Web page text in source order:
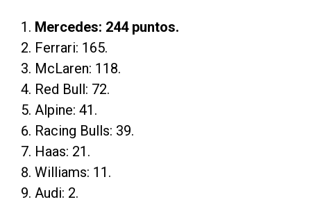
Mercedes: 244 puntos.
Ferrari: 165.
McLaren: 118.
Red Bull: 72.
Alpine: 41.
Racing Bulls: 39.
Haas: 21.
Williams: 11.
Audi: 2.